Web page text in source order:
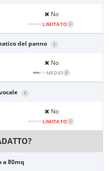
No
LIMITATO i
del panno i
No
MEDIO i
i
No
LIMITATO i
a 80mq